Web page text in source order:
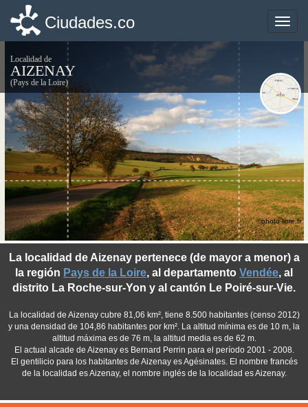
Toggle
Ciudades.co
Localidad de
AIZENAY
(Pays de la Loire)
La localidad de Aizenay pertenece (de mayor a menor) a
la región Pays de la Loire, al departamento Vendée, al
distrito La Roche-sur-Yon y al cantón Le Poiré-sur-Vie.
La localidad de Aizenay cubre 81,06 km², tiene 8.500 habitantes (censo 2012)
y una densidad de 104,86 habitantes por km². La altitud mínima es de 10 m, la
altitud máxima es de 76 m, la altitud media es de 62 m.
El actual alcade de Aizenay es Bernard Perrin para el período 2001 - 2008.
El gentilicio para los habitantes de Aizenay es Agésinates. El nombre francés
de la localidad es Aizenay, el nombre inglés de la localidad es Aizenay.
©photo-libre.fr
Toggle
Ciudades.co